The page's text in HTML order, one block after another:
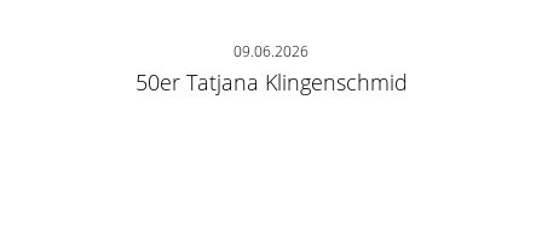
09.06.2026
50er Tatjana Klingenschmid